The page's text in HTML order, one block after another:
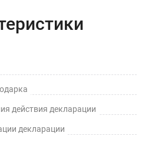
действия декларации
декларации